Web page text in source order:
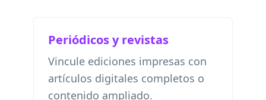
Periódicos y revistas
Vincule ediciones impresas con
artículos digitales completos o
contenido ampliado.